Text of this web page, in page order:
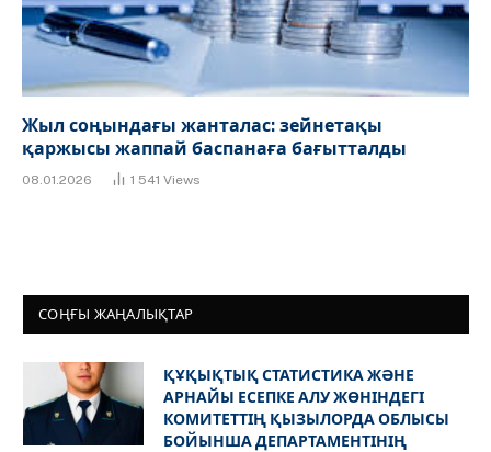
Жыл соңындағы жанталас: зейнетақы
қаржысы жаппай баспанаға бағытталды
08.01.2026 1 541 Views
СОҢҒЫ ЖАҢАЛЫҚТАР
ҚҰҚЫҚТЫҚ СТАТИСТИКА ЖӘНЕ
АРНАЙЫ ЕСЕПКЕ АЛУ ЖӨНІНДЕГІ
КОМИТЕТТІҢ ҚЫЗЫЛОРДА ОБЛЫСЫ
БОЙЫНША ДЕПАРТАМЕНТІНІҢ